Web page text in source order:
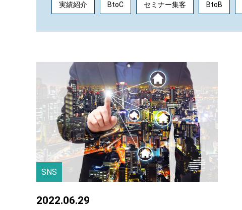
実績紹介 BtoC セミナー集客 BtoB
SNS
2022.06.29